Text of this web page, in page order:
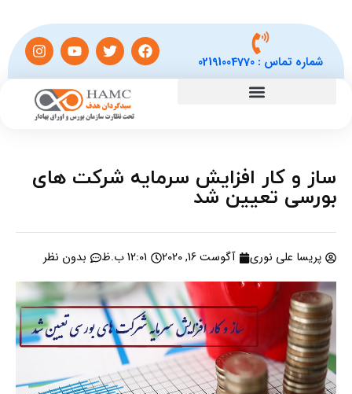
شماره تماس :02191004770
ساز و کار افزایش سرمایه شرکت های
بورسی تعیین شد
پریسا علی نوری آگوست 16, 2020 12:01 ب.ظ بدون نظر